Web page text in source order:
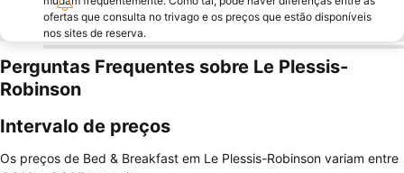
ofertas que consulta no trivago e os preços que estão disponíveis
nos sites de reserva.
Perguntas Frequentes sobre Le Plessis-
Robinson
Intervalo de preços
Os preços de Bed & Breakfast em Le Plessis-Robinson variam entre